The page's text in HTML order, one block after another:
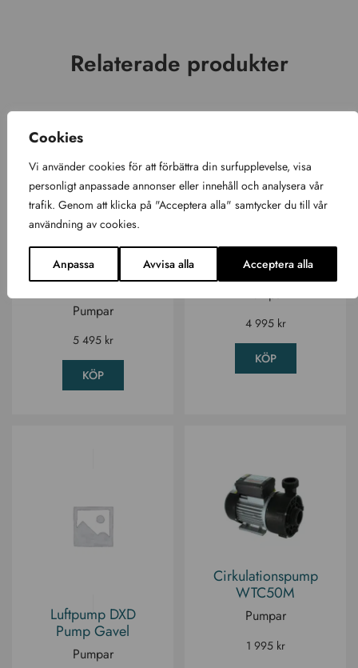
Cookies
Vi använder cookies för att förbättra din surfupplevelse, visa
personligt anpassade annonser eller innehåll och analysera vår
trafik. Genom att klicka på "Acceptera alla" samtycker du till vår
användning av cookies.
Anpassa Avvisa alla Acceptera alla
Relaterade produkter
Cirkulationspump
Gecko CMS-1 (ny)
Pumpar
5 495 kr
KÖP
Gecko Cirk Master
Pumpar
4 995 kr
KÖP
Luftpump DXD
Pump Gavel
Pumpar
Cirkulationspump
WTC50M
Pumpar
1 995 kr